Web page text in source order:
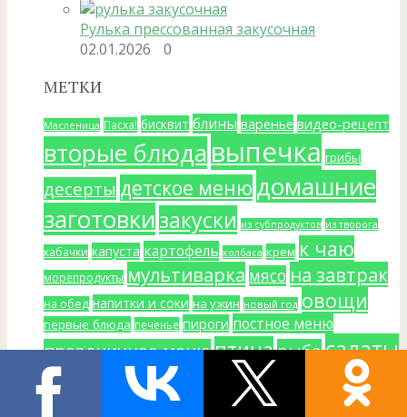
Рулька прессованная закусочная
02.01.2026
0
МЕТКИ
Масленица Пасха! бисквит блины варенье видео-рецепт
вторые блюдавыпечка грибы
десерты детское меню домашние
заготовкизакуски из субпродуктов из творога
кабачки капуста картофель колбаса крем к чаю
морепродукты мультиварка мясо на завтрак
на обед напитки и соки на ужин новый год овощи
первые блюда печенье пироги постное меню
праздничное менюптицарыбасалаты
сыр тестоторты фарш хлебопечка